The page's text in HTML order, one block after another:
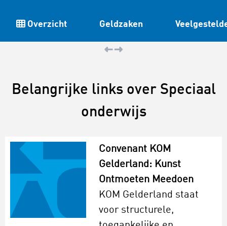
Overzicht Geldzaken
Belangrijke links over Speciaal
onderwijs
Convenant KOM
Gelderland: Kunst
Ontmoeten Meedoen
KOM Gelderland staat
voor structurele,